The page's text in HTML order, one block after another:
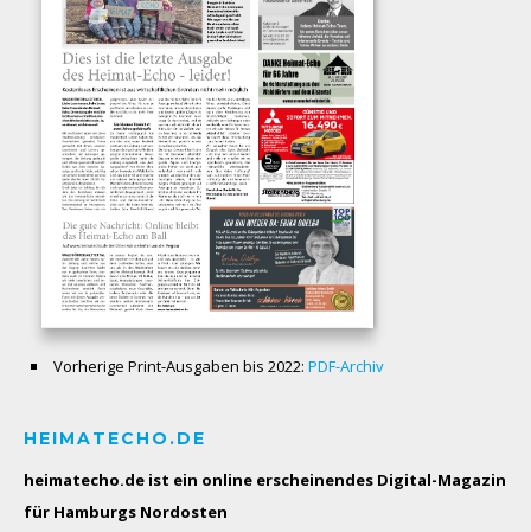
Vorherige Print-Ausgaben bis 2022: PDF-Archiv
HEIMATECHO.DE
heimatecho.de ist ein online erscheinendes Digital-Magazin
für Hamburgs Nordosten